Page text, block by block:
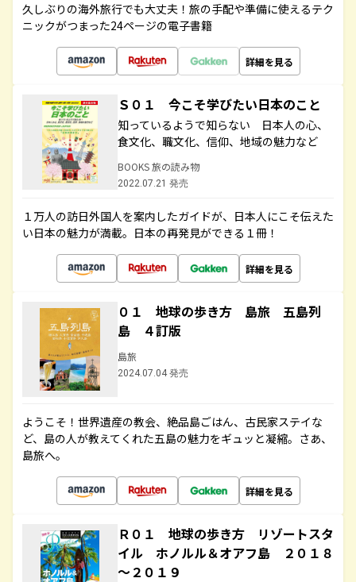
久しぶりの海外旅行でも大丈夫！旅の手配や準備に使えるテク
ニックがつまった24ページの電子書籍
詳細を見る
Ｓ０１ 今こそ学びたい日本のこと
知っているようで知らない 日本人の心、
食文化、職文化、信仰、地域の魅力など
BOOKS 旅の読み物
2022.07.21 発売
１万人の訪日外国人を案内したガイドが、日本人にこそ伝えた
い日本の魅力が満載。日本の再発見ができる１冊！
詳細を見る
０１ 地球の歩き方 島旅 五島列
島 ４訂版
島旅
2024.07.04 発売
ようこそ！世界遺産の教会、絶品島ごはん、古民家ステイな
ど、島の人が教えてくれた五島の魅力をギュッと凝縮。さあ、
島旅へ。
詳細を見る
Ｒ０１ 地球の歩き方 リゾートスタ
イル ホノルル＆オアフ島 ２０１８
～２０１９